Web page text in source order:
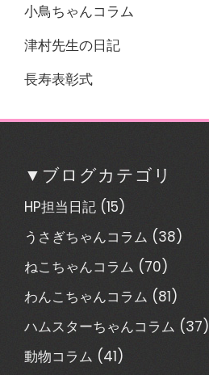
小鳥ちゃんコラム
津村先生の日記
長寿表彰式
▼ブログカテゴリ
HP担当日記 (15)
うさぎちゃんコラム (38)
ねこちゃんコラム (70)
わんこちゃんコラム (81)
ハムスターちゃんコラム (37)
動物コラム (41)